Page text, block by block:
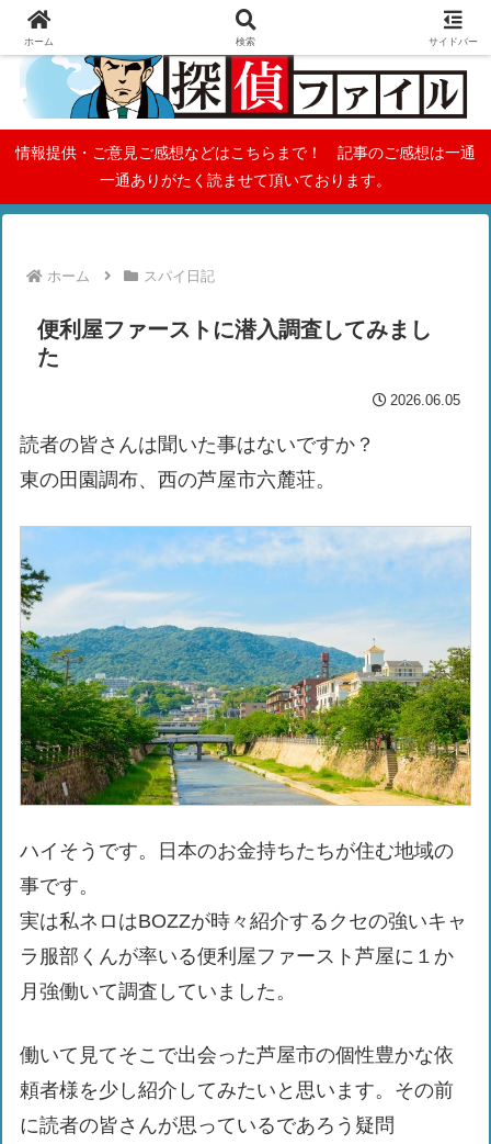
情報提供・ご意見ご感想などはこちらまで！ 記事のご感想は一通
一通ありがたく読ませて頂いております。
ホーム スパイ日記
便利屋ファーストに潜入調査してみまし
た
2026.06.05
読者の皆さんは聞いた事はないですか？
東の田園調布、西の芦屋市六麓荘。
ハイそうです。日本のお金持ちたちが住む地域の
事です。
実は私ネロはBOZZが時々紹介するクセの強いキャ
ラ服部くんが率いる便利屋ファースト芦屋に１か
月強働いて調査していました。
働いて見てそこで出会った芦屋市の個性豊かな依
頼者様を少し紹介してみたいと思います。その前
に読者の皆さんが思っているであろう疑問
ホーム 検索 サイドバー